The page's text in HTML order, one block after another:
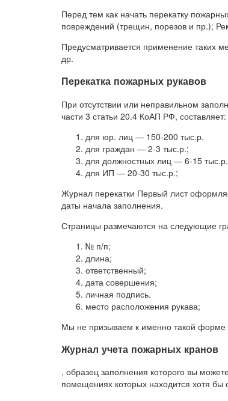
Перед тем как начать перекатку
повреждений (трещин, порезов и пр.);
Предусматривается применение таких
др.
Перекатка пожарных рукавов
При отсутствии или неправильном
части 3 статьи 20.4 КоАП РФ, составляет:
для юр. лиц — 150-200 тыс.р.
для граждан — 2-3 тыс.р.;
для должностных лиц — 6-15
для ИП — 20-30 тыс.р.;
Журнал перекатки Первый лист
даты начала заполнения.
Страницы размечаются на следующие
№ п/п;
длина;
ответственный;
дата совершения;
личная подпись.
место расположения рукава;
Мы не призываем к именно такой форме
Журнал учета пожарных кранов
, образец заполнения которого вы
помещениях которых находится хотя